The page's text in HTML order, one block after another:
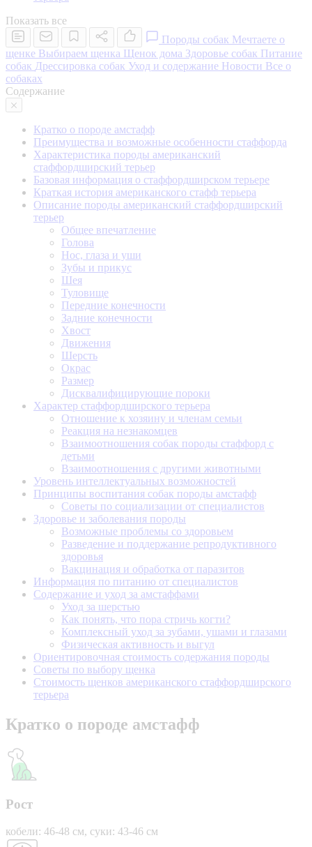
Показать все
Породы собак Мечтаете о
щенке Выбираем щенка Щенок дома Здоровье собак Питание
собак Дрессировка собак Уход и содержание Новости Все о
собаках
Содержание
Кратко о породе амстафф
Преимущества и возможные особенности стаффорда
Характеристика породы американский
стаффордширский терьер
Базовая информация о стаффордширском терьере
Краткая история американского стафф терьера
Описание породы американский стаффордширский
терьер
Общее впечатление
Голова
Нос, глаза и уши
Зубы и прикус
Шея
Туловище
Передние конечности
Задние конечности
Хвост
Движения
Шерсть
Окрас
Размер
Дисквалифицирующие пороки
Характер стаффордширского терьера
Отношение к хозяину и членам семьи
Реакция на незнакомцев
Взаимоотношения собак породы стаффорд с
детьми
Взаимоотношения с другими животными
Уровень интеллектуальных возможностей
Принципы воспитания собак породы амстафф
Советы по социализации от специалистов
Здоровье и заболевания породы
Возможные проблемы со здоровьем
Разведение и поддержание репродуктивного
здоровья
Вакцинация и обработка от паразитов
Информация по питанию от специалистов
Содержание и уход за амстаффами
Уход за шерстью
Как понять, что пора стричь когти?
Комплексный уход за зубами, ушами и глазами
Физическая активность и выгул
Ориентировочная стоимость содержания породы
Советы по выбору щенка
Стоимость щенков американского стаффордширского
терьера
Кратко о породе амстафф
Рост
кобели: 46-48 см, суки: 43-46 см